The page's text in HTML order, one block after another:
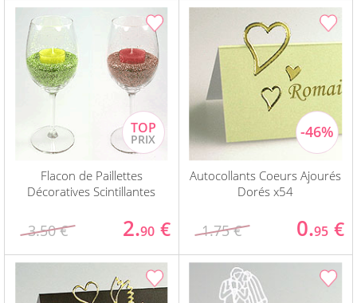
Flacon de Paillettes
Décoratives Scintillantes
3.50 € 2.90 €
Autocollants Coeurs Ajourés
Dorés x54
1.75 € 0.95 €